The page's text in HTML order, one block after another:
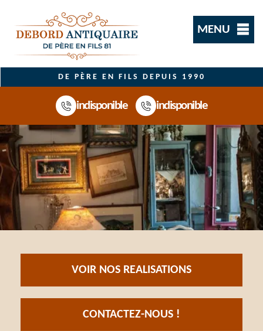
MENU
DE PÈRE EN FILS DEPUIS 1990
indisponible indisponible
VOIR NOS REALISATIONS
CONTACTEZ-NOUS !